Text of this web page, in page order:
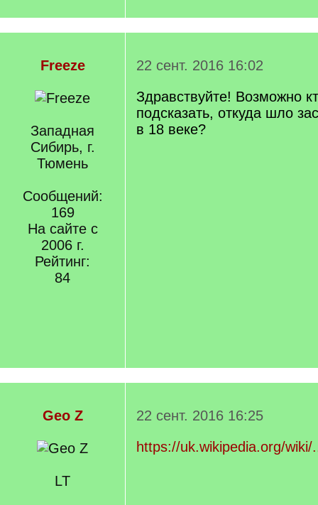
Freeze
Западная
Сибирь, г.
Тюмень
Сообщений:
169
На сайте с
2006 г.
Рейтинг:
84
22 сент. 2016 16:02
Здравствуйте! Возможно
подсказать, откуда шло
в 18 веке?
Geo Z
LT
22 сент. 2016 16:25
https://uk.wikipedia.org/